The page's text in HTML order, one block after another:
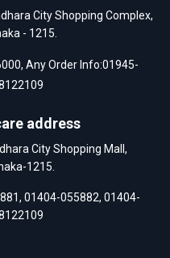
City Shopping Complex,
- 1215.
, Any Order Info:01945-
address
City Shopping Mall,
1215.
, 01404-055882, 01404-